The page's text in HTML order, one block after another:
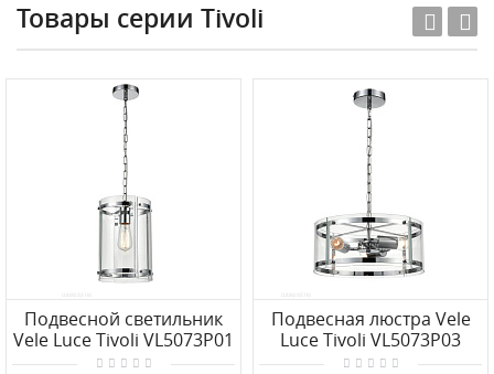
Товары серии Tivoli
Подвесной светильник
Vele Luce Tivoli VL5073P01
Подвесная люстра Vele
Luce Tivoli VL5073P03